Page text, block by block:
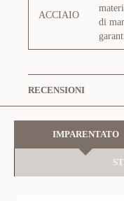
ACCIAIO
di
RECENSIONI
IMPARENTATO